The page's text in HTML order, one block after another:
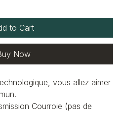
to Cart
Now
vous allez aimer
Courroie (pas de